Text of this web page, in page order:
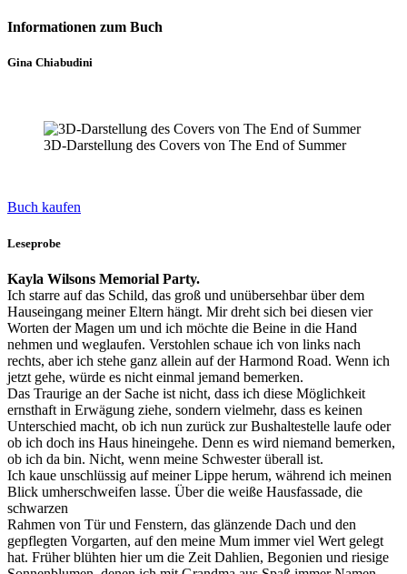
Informationen zum Buch
Gina Chiabudini
3D-Darstellung des Covers von The End of Summer
Buch kaufen
Leseprobe
Kayla Wilsons Memorial Party.
Ich starre auf das Schild, das groß und unübersehbar über dem
Hauseingang meiner Eltern hängt. Mir dreht sich bei diesen vier
Worten der Magen um und ich möchte die Beine in die Hand
nehmen und weglaufen. Verstohlen schaue ich von links nach
rechts, aber ich stehe ganz allein auf der Harmond Road. Wenn ich
jetzt gehe, würde es nicht einmal jemand bemerken.
Das Traurige an der Sache ist nicht, dass ich diese Möglichkeit
ernsthaft in Erwägung ziehe, sondern vielmehr, dass es keinen
Unterschied macht, ob ich nun zurück zur Bushaltestelle laufe oder
ob ich doch ins Haus hineingehe. Denn es wird niemand bemerken,
ob ich da bin. Nicht, wenn meine Schwester überall ist.
Ich kaue unschlüssig auf meiner Lippe herum, während ich meinen
Blick umherschweifen lasse. Über die weiße Hausfassade, die
schwarzen
Rahmen von Tür und Fenstern, das glänzende Dach und den
gepflegten Vorgarten, auf den meine Mum immer viel Wert gelegt
hat. Früher blühten hier um die Zeit Dahlien, Begonien und riesige